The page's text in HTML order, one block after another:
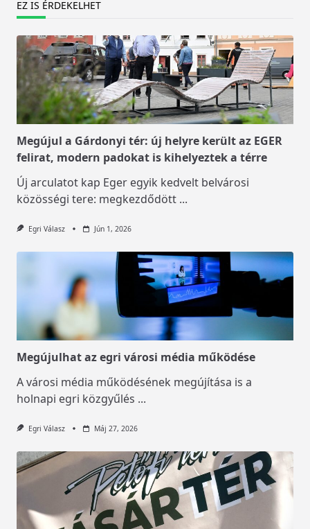
EZ IS ÉRDEKELHET
Megújul a Gárdonyi tér: új helyre került az EGER
felirat, modern padokat is kihelyeztek a térre
Új arculatot kap Eger egyik kedvelt belvárosi
közösségi tere: megkezdődött ...
Egri Válasz Jún 1, 2026
Megújulhat az egri városi média működése
A városi média működésének megújítása is a
holnapi egri közgyűlés ...
Egri Válasz Máj 27, 2026